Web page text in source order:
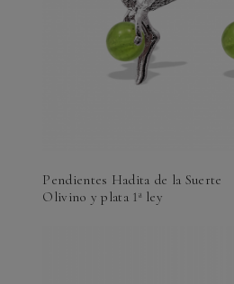
Pendientes Hadita de la Suerte
Olivino y plata 1ª ley